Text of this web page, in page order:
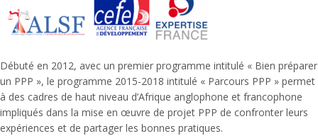
Débuté en 2012, avec un premier programme intitulé « Bien préparer
un PPP », le programme 2015-2018 intitulé « Parcours PPP » permet
à des cadres de haut niveau d’Afrique anglophone et francophone
impliqués dans la mise en œuvre de projet PPP de confronter leurs
expériences et de partager les bonnes pratiques.